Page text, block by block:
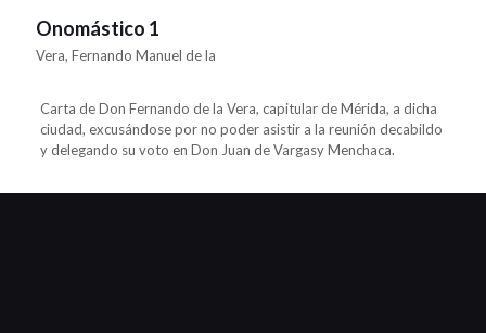
Onomástico 1
Vera, Fernando Manuel de la
Carta de Don Fernando de la Vera, capitular de Mérida, a dicha
ciudad, excusándose por no poder asistir a la reunión decabildo
y delegando su voto en Don Juan de Vargasy Menchaca.